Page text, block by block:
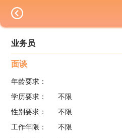
业务员
面谈
年龄要求：
学历要求：
不限
性别要求：
不限
工作年限：
不限